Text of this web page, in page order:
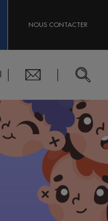
NOUS CONTACTER